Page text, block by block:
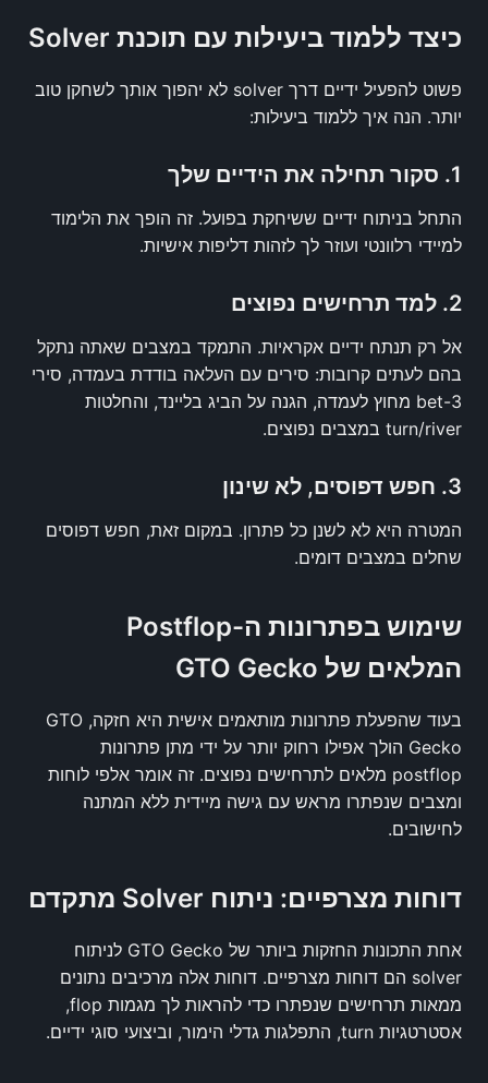
כיצד ללמוד ביעילות עם תוכנת Solver
פשוט להפעיל ידיים דרך solver לא יהפוך אותך לשחקן טוב
יותר. הנה איך ללמוד ביעילות:
1. סקור תחילה את הידיים שלך
התחל בניתוח ידיים ששיחקת בפועל. זה הופך את הלימוד
למיידי רלוונטי ועוזר לך לזהות דליפות אישיות.
2. למד תרחישים נפוצים
אל רק תנתח ידיים אקראיות. התמקד במצבים שאתה נתקל
בהם לעתים קרובות: סירים עם העלאה בודדת בעמדה, סירי
3-bet מחוץ לעמדה, הגנה על הביג בליינד, והחלטות
turn/river במצבים נפוצים.
3. חפש דפוסים, לא שינון
המטרה היא לא לשנן כל פתרון. במקום זאת, חפש דפוסים
שחלים במצבים דומים.
שימוש בפתרונות ה-Postflop
המלאים של GTO Gecko
בעוד שהפעלת פתרונות מותאמים אישית היא חזקה, GTO
Gecko הולך אפילו רחוק יותר על ידי מתן פתרונות
postflop מלאים לתרחישים נפוצים. זה אומר אלפי לוחות
ומצבים שנפתרו מראש עם גישה מיידית ללא המתנה
לחישובים.
דוחות מצרפיים: ניתוח Solver מתקדם
אחת התכונות החזקות ביותר של GTO Gecko לניתוח
solver הם דוחות מצרפיים. דוחות אלה מרכיבים נתונים
ממאות תרחישים שנפתרו כדי להראות לך מגמות flop,
אסטרטגיות turn, התפלגות גדלי הימור, וביצועי סוגי ידיים.